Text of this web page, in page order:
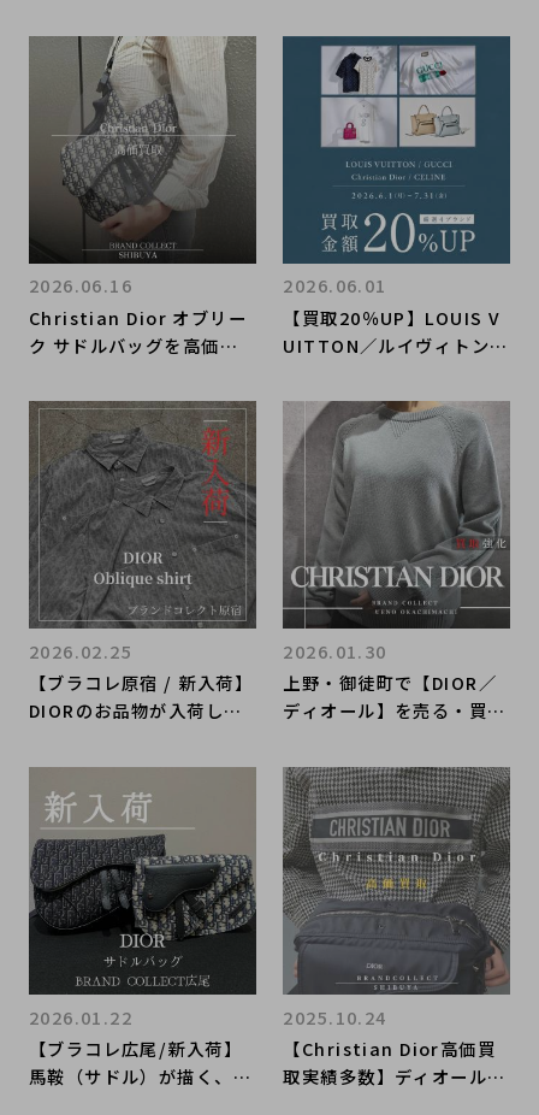
レスが新入荷！
DIOR スモール2WAYバッ
グご紹介｜麻布十番・六本
木・白金でブランドバッグ
を売る前に読みたい買取ブ
ログ
Christian Dior オブリー
ク サドルバッグを高価買
ントを解説【ブランドコレ
クト渋谷店】
2026.06.16
【買取20％UP】LOUIS V
UITTON／ルイヴィトン・
／ディオール・GUCCI／グ
ッチ強化買取キャンペーン
｜ブランドコレクト上野御
徒町店
2026.06.01
【ブラコレ原宿 / 新入荷】
DIORのお品物が入荷して
をお探しであればBRAND
COLLECT 原宿店へ！
2026.02.25
上野・御徒町で【DIOR／
ディオール】を売る・買う
御徒町店｜Oblique Knit
／オブリークラインニット
入荷｜Buy & Sell Luxury
in Ueno Tokyo｜Tax-Fr
ee Available
2026.01.30
【ブラコレ広尾/新入荷】
馬鞍（サドル）が描く、究
2026.01.22
【Christian Dior高価買
取実績多数】ディオールの
2025.10.24